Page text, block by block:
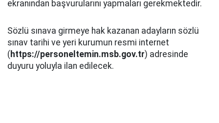
ekranından başvurularını yapmaları gerekmektedir.
Sözlü sınava girmeye hak kazanan adayların sözlü
sınav tarihi ve yeri kurumun resmi internet
( https://personeltemin.msb.gov.tr) adresinde
duyuru yoluyla ilan edilecek.